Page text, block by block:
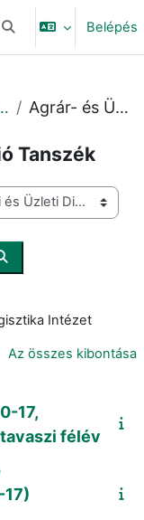
Keresési bemeneti
Belépés
Intézet Agrár- és Üzleti Digitalizáció Tanszék
Tanszék
Kurzusok keresése
Intézet
Az összes kibontása
17,
félév
17)